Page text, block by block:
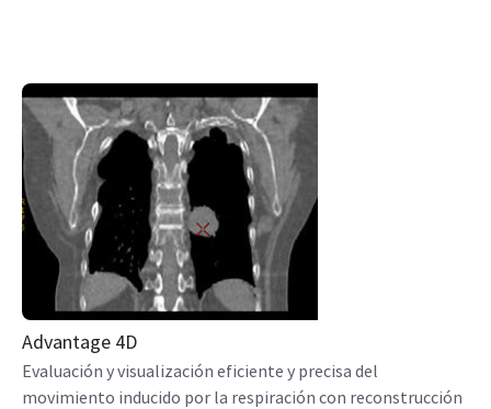
Advantage 4D
Evaluación y visualización eficiente y precisa del
movimiento inducido por la respiración con reconstrucción